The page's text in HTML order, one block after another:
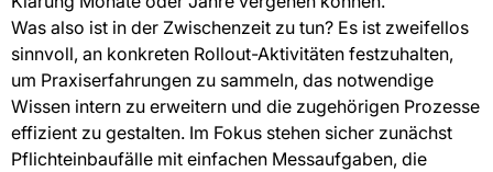
Was also ist in der Zwischenzeit zu tun? Es ist zweifellos
sinnvoll, an konkreten Rollout-Aktivitäten festzuhalten,
um Praxiserfahrungen zu sammeln, das notwendige
Wissen intern zu erweitern und die zugehörigen Prozesse
effizient zu gestalten. Im Fokus stehen sicher zunächst
Pflichteinbaufälle mit einfachen Messaufgaben, die